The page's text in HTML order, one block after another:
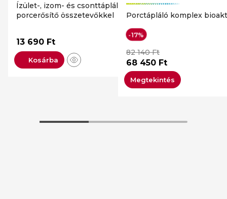
Ízület-, izom- és csonttápláló komplex -
porcerősítő összetevőkkel
13 690 Ft
Kosárba
Porctápláló komplex
-17%
82 140Ft
68 450 Ft
Megtekintés